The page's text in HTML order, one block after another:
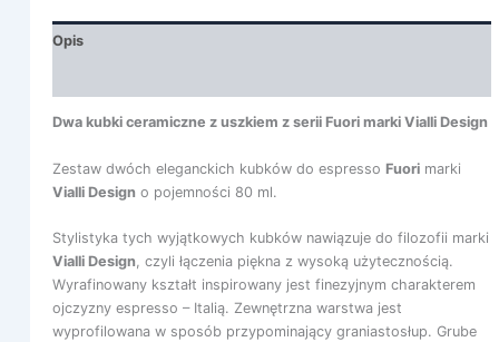
Opis
Dwa kubki ceramiczne z uszkiem z serii Fuori marki Vialli Design
Zestaw dwóch eleganckich kubków do espresso Fuorimarki
Vialli Design o pojemności 80 ml.
Stylistyka tych wyjątkowych kubków nawiązuje do filozofii marki
Vialli Design, czyli łączenia piękna z wysoką użytecznością.
Wyrafinowany kształt inspirowany jest finezyjnym charakterem
ojczyzny espresso – Italią. Zewnętrzna warstwa jest
wyprofilowana w sposób przypominający graniastosłup. Grube